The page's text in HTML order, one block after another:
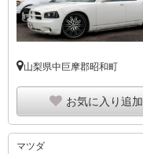
山梨県中巨摩郡昭和町
お気に入り追加
マツダ